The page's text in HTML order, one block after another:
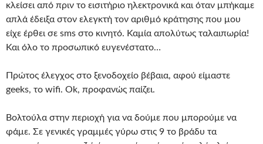
κλείσει από πριν το εισιτήριο ηλεκτρονικά και όταν μπήκαμε
απλά έδειξα στον ελεγκτή τον αριθμό κράτησης που μου
είχε έρθει σε sms στο κινητό. Καμία απολύτως ταλαιπωρία!
Και όλο το προσωπικό ευγενέστατο…
Πρώτος έλεγχος στο ξενοδοχείο βέβαια, αφού είμαστε
geeks, το wifi. Ok, προφανώς παίζει.
Βολτούλα στην περιοχή για να δούμε που μπορούμε να
φάμε. Σε γενικές γραμμές γύρω στις 9 το βράδυ τα